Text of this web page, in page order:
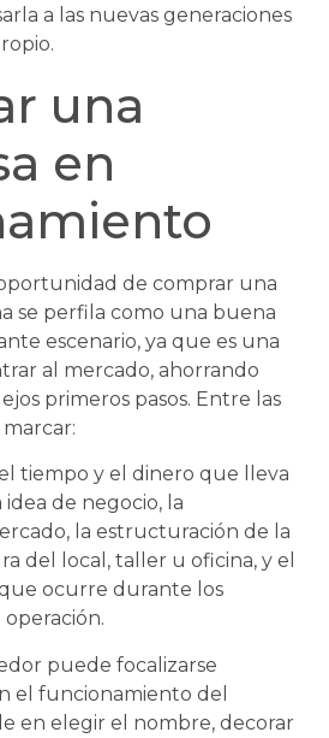
a las nuevas generaciones
una
en
de comprar una
se perfila como una buena
escenario, ya que es una
al mercado, ahorrando
primeros pasos. Entre las
tiempo y el dinero que lleva
idea de negocio, la
la estructuración de la
del local, taller u oficina, y el
ocurre durante los
puede focalizarse
el funcionamiento del
en elegir el nombre, decorar